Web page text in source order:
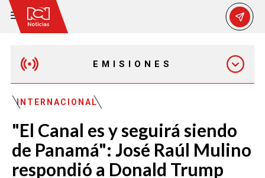
EMISIONES
EMISIÓN 12:30 PM
EMISIÓN 7:00 PM
INTERNACIONAL
"El Canal es y seguirá siendo
de Panamá": José Raúl Mulino
respondió a Donald Trump